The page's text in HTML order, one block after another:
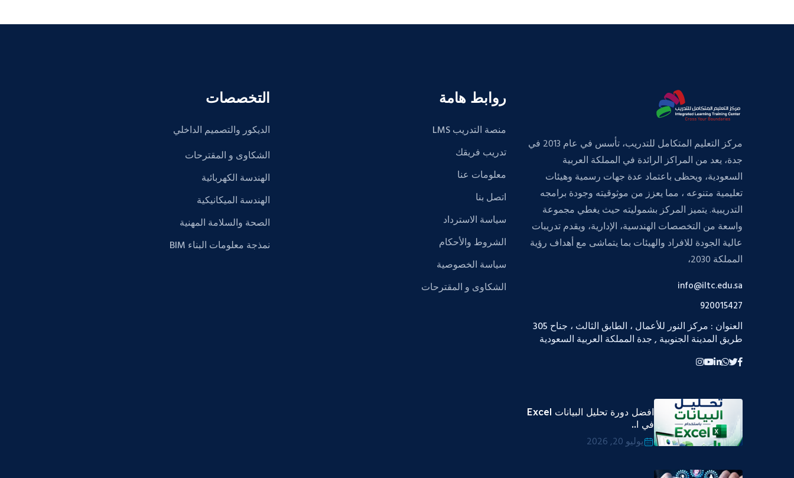
مركز التعليم المتكامل للتدريب، تأسس في عام 2013 في
جدة، يعد من المراكز الرائدة في المملكة العربية
السعودية، ويحظى باعتماد عدة جهات رسمية وهيئات
تعليمية متنوعه ، مما يعزز من موثوقيته وجودة برامجه
التدريبية. يتميز المركز بشموليته حيث يغطي مجموعة
واسعة من التخصصات الهندسية، الإدارية، ويقدم تدريبات
عالية الجودة للافراد والهيئات بما يتماشى مع أهداف رؤية
المملكة 2030،
info@iltc.edu.sa
920015427
العنوان : مركز النور للأعمال ، الطابق الثالث ، جناح 305
طريق المدينة الجنوبية , جدة المملكة العربية السعودية
افضل دورة تحليل البيانات Excel
في ا..
يوليو 20, 2026
روابط هامة
منصة التدريب LMS
تدريب فريقك
معلومات عنا
اتصل بنا
سياسة الاسترداد
الشروط والأحكام
سياسة الخصوصية
الشكاوى و المقترحات
التخصصات
الديكور والتصميم الداخلي
الشكاوى و المقترحات
الهندسة الكهربائية
الهندسة الميكانيكية
الصحة والسلامة المهنية
نمذجة معلومات البناء BIM